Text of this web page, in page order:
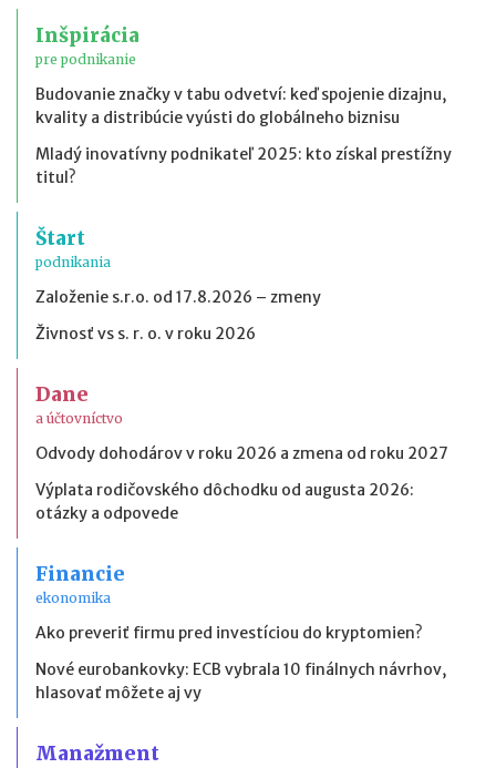
Inšpirácia
pre podnikanie
Budovanie značky v tabu odvetví: keď spojenie dizajnu,
kvality a distribúcie vyústi do globálneho biznisu
Mladý inovatívny podnikateľ 2025: kto získal prestížny
titul?
Štart
podnikania
Založenie s.r.o. od 17.8.2026 – zmeny
Živnosť vs s. r. o. v roku 2026
Dane
a účtovníctvo
Odvody dohodárov v roku 2026 a zmena od roku 2027
Výplata rodičovského dôchodku od augusta 2026:
otázky a odpovede
Financie
ekonomika
Ako preveriť firmu pred investíciou do kryptomien?
Nové eurobankovky: ECB vybrala 10 finálnych návrhov,
hlasovať môžete aj vy
Manažment